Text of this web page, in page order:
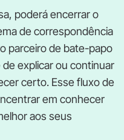
poderá encerrar o
de correspondência
parceiro de bate-papo
explicar ou continuar
certo. Esse fluxo de
em conhecer
aos seus